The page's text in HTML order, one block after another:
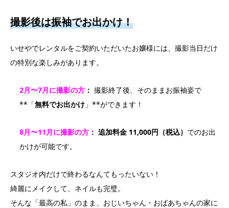
撮影後は振袖でお出かけ！
いせやでレンタルをご契約いただいたお嬢様には、撮影当日だけ
の特別な楽しみがあります。
2月〜7月に撮影の方 ： 撮影終了後、そのままお振袖姿で
**「無料でお出かけ 」**ができます！
8月〜11月に撮影の方 ： 追加料金 11,000円（税込） でのお出
かけが可能です。
スタジオ内だけで終わるなんてもったいない！
綺麗にメイクして、ネイルも完璧。
そんな「最高の私」のまま、おじいちゃん・おばあちゃんの家に